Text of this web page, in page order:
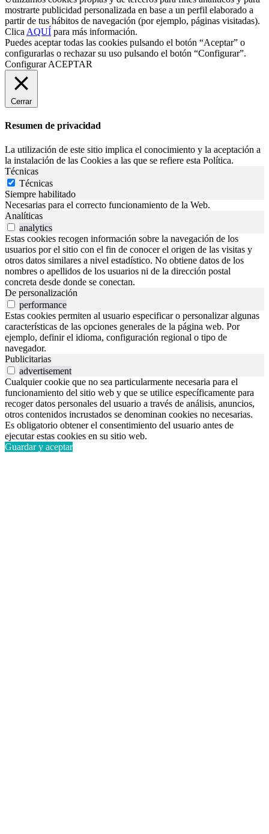
mostrarte publicidad personalizada en base a un perfil elaborado a
partir de tus hábitos de navegación (por ejemplo, páginas visitadas).
Clica AQUÍ para más información.
Puedes aceptar todas las cookies pulsando el botón “Aceptar” o
configurarlas o rechazar su uso pulsando el botón “Configurar”.
Configurar ACEPTAR
Cerrar
Resumen de privacidad
La utilización de este sitio implica el conocimiento y la aceptación a
la instalación de las Cookies a las que se refiere esta Política.
Técnicas
Técnicas
Siempre habilitado
Necesarias para el correcto funcionamiento de la Web.
Analíticas
analytics
Estas cookies recogen información sobre la navegación de los
usuarios por el sitio con el fin de conocer el origen de las visitas y
otros datos similares a nivel estadístico. No obtiene datos de los
nombres o apellidos de los usuarios ni de la dirección postal
concreta desde donde se conectan.
De personalización
performance
Estas cookies permiten al usuario especificar o personalizar algunas
características de las opciones generales de la página web. Por
ejemplo, definir el idioma, configuración regional o tipo de
navegador.
Publicitarias
advertisement
Cualquier cookie que no sea particularmente necesaria para el
funcionamiento del sitio web y que se utilice específicamente para
recoger datos personales del usuario a través de análisis, anuncios,
otros contenidos incrustados se denominan cookies no necesarias.
Es obligatorio obtener el consentimiento del usuario antes de
ejecutar estas cookies en su sitio web.
Guardar y aceptar